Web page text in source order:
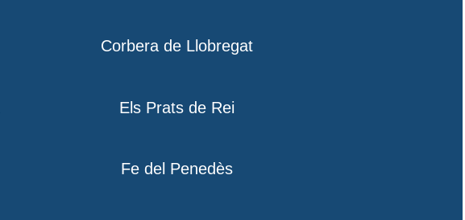
Corbera de Llobregat
Els Prats de Rei
Fe del Penedès